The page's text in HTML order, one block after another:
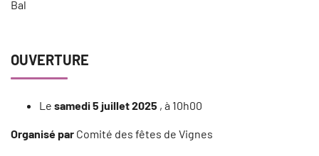
Bal
OUVERTURE
Le samedi 5 juillet 2025 , à 10h00
Organisé par Comité des fêtes de Vignes